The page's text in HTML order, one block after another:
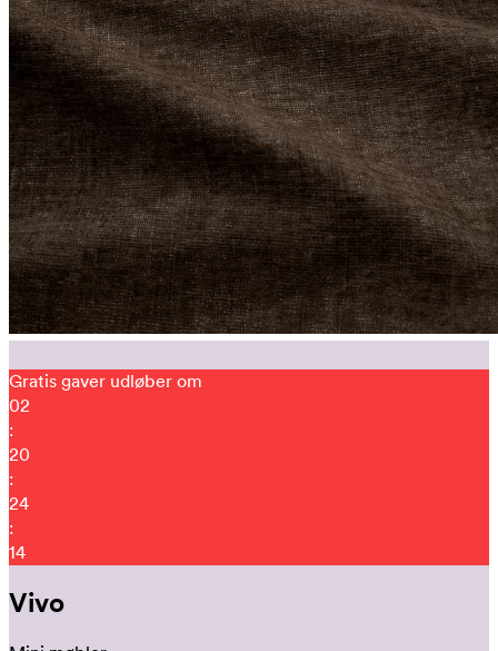
Gratis gaver udløber om
02
:
20
:
24
:
07
Vivo